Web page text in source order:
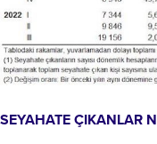
SEYAHATE ÇIKANLAR